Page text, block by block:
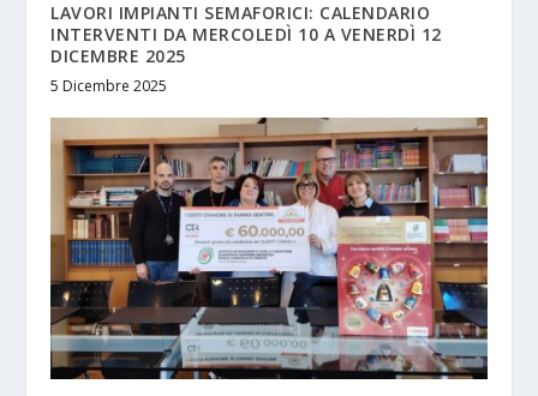
LAVORI IMPIANTI SEMAFORICI: CALENDARIO
INTERVENTI DA MERCOLEDÌ 10 A VENERDÌ 12
DICEMBRE 2025
5 Dicembre 2025